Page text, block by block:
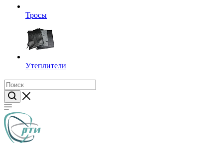
Тросы
Утеплители